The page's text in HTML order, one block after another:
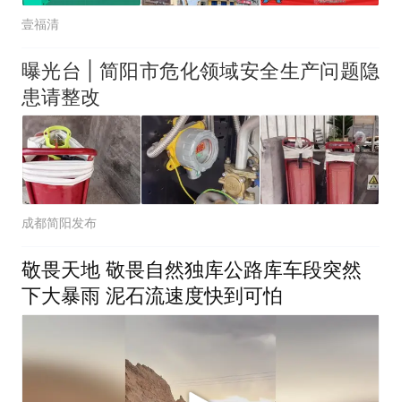
壹福清
曝光台 | 简阳市危化领域安全生产问题隐
患请整改
成都简阳发布
敬畏天地 敬畏自然独库公路库车段突然
下大暴雨 泥石流速度快到可怕